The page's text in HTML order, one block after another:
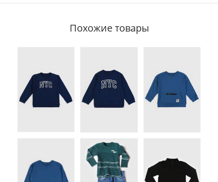
Похожие товары